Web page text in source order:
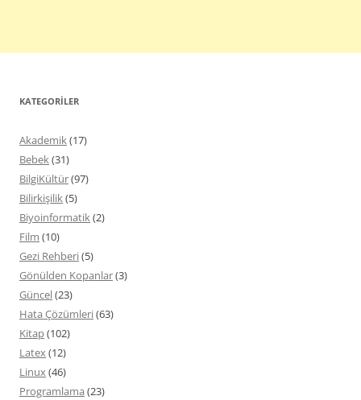
KATEGORILER
Akademik(17)
Bebek(31)
BilgiKültür(97)
Bilirkişilik(5)
Biyoinformatik(2)
Film (10)
Gezi Rehberi(5)
Gönülden Kopanlar(3)
Güncel(23)
Hata Çözümleri(63)
Kitap(102)
Latex(12)
Linux(46)
Programlama (23)